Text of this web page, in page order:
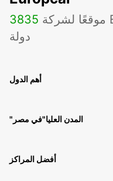
3835
دولة
أهم الدول
"المدن العليا"في مصر
أفضل المراكز